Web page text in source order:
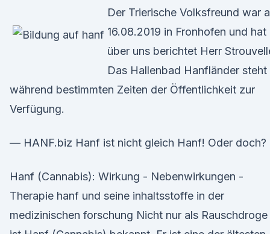
Der Trierische Volksfreund war
16.08.2019 in Fronhofen und hat
über uns berichtet Herr
Das Hallenbad Hanfländer steht
während bestimmten Zeiten der Öffentlichkeit zur
Verfügung.
— HANF.biz Hanf ist nicht gleich Hanf! Oder doch?
Hanf (Cannabis): Wirkung - Nebenwirkungen -
Therapie hanf und seine inhaltsstoffe in der
medizinischen forschung Nicht nur als Rauschdroge